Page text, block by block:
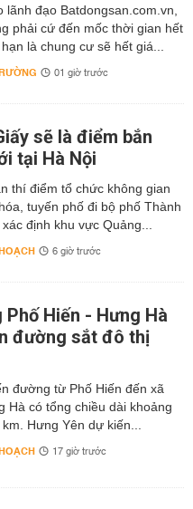
lãnh đạo Batdongsan.com.vn,
phải cứ đến mốc thời gian hết
là chung cư sẽ hết giá...
01 giờ trước
sẽ là điểm bắn
tại Hà Nội
thí điểm tổ chức không gian
tuyến phố đi bộ phố Thành
định khu vực Quảng...
6 giờ trước
Hiến - Hưng Hà
đường sắt đô thị
đường từ Phố Hiến đến xã
Hà có tổng chiều dài khoảng
Hưng Yên dự kiến...
17 giờ trước